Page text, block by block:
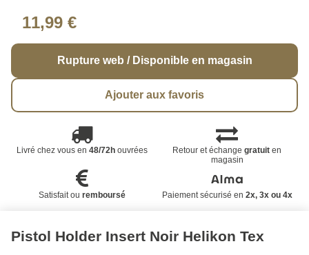
11,99 €
Rupture web / Disponible en magasin
Ajouter aux favoris
Livré chez vous en 48/72houvrées Retour et échangegratuit en
magasin
Satisfait ou remboursé Paiement sécurisé en 2x, 3x ou 4x
Pistol Holder Insert Noir Helikon Tex